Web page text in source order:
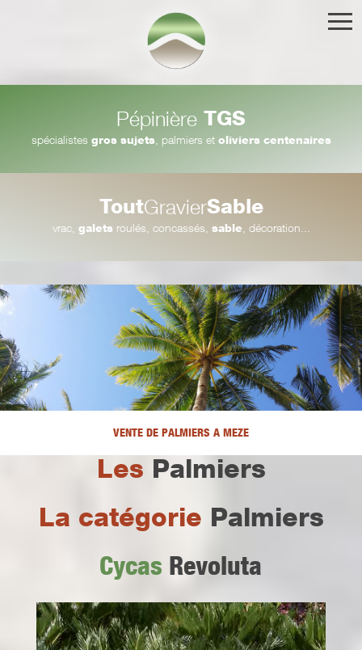
Pépinière TGS
spécialistes gros sujets, palmiers et oliviers centenaires
ToutGravierSable
vrac, galetsroulés, concassés, sable , décoration...
VENTE DE PALMIERS A MEZE
Les Palmiers
La catégorie Palmiers
Cycas Revoluta